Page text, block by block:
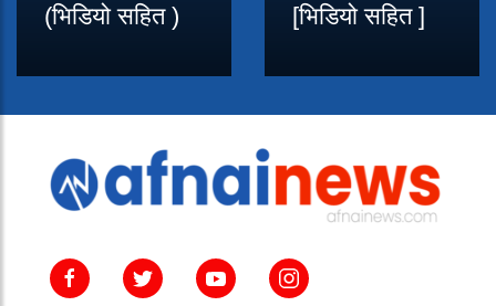
(भिडियो सहित )
[भिडियो सहित ]